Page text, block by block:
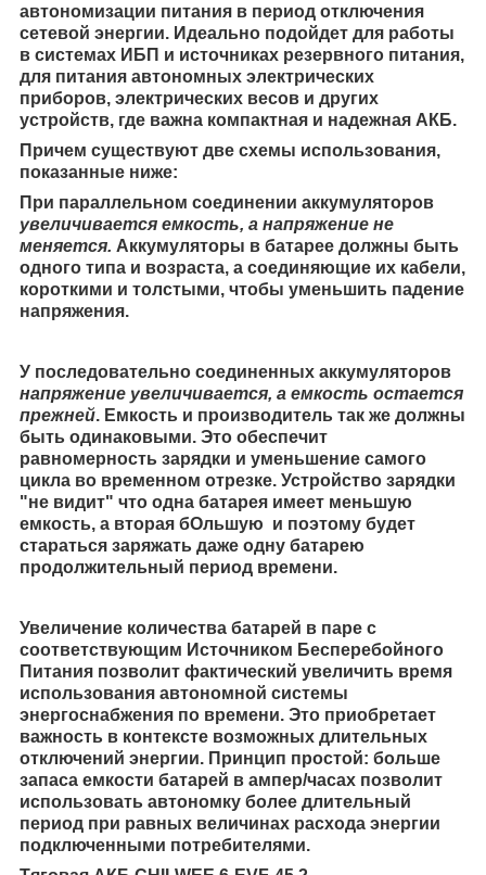
автономизации питания в период отключения
сетевой энергии. Идеально подойдет для работы
в системах ИБП и источниках резервного питания,
для питания автономных электрических
приборов, электрических весов и других
устройств, где важна компактная и надежная АКБ.
Причем существуют две схемы использования,
показанные ниже:
При параллельном соединении аккумуляторов
увеличивается емкость, а напряжение не
меняется. Аккумуляторы в батарее должны быть
одного типа и возраста, а соединяющие их кабели,
короткими и толстыми, чтобы уменьшить падение
напряжения.
У последовательно соединенных аккумуляторов
напряжение увеличивается, а емкость остается
прежней. Емкость и производитель так же должны
быть одинаковыми. Это обеспечит
равномерность зарядки и уменьшение самого
цикла во временном отрезке. Устройство зарядки
"не видит" что одна батарея имеет меньшую
емкость, а вторая бОльшую и поэтому будет
стараться заряжать даже одну батарею
продолжительный период времени.
Увеличение количества батарей в паре с
соответствующим Источником Бесперебойного
Питания позволит фактический увеличить время
использования автономной системы
энергоснабжения по времени. Это приобретает
важность в контексте возможных длительных
отключений энергии. Принцип простой: больше
запаса емкости батарей в ампер/часах позволит
использовать автономку более длительный
период при равных величинах расхода энергии
подключенными потребителями.